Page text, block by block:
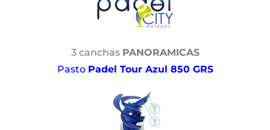
3 canchas PANORAMICAS
Pasto Padel Tour Azul 850 GRS